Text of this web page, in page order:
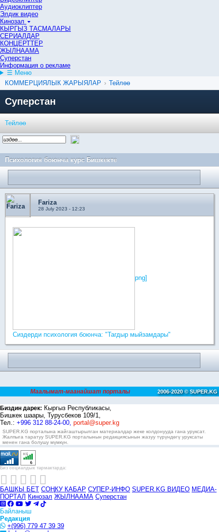
Аудиоклиптер
Элдик видео
Кинозал
КЫРГЫЗ ТАСМАЛАРЫ
СЕРИАЛДАР
КОНЦЕРТТЕР
ЖЫЛНААМА
Суперстан
Информация о рекламе
☰ Меню
КОММЕРЦИЯЛЫК ЖАРЫЯЛАР › Тейлөө
Суперстан
Тейлөө
Психология боюнча курс Бишкекте
Fariza
28 July 2023 - 12:23
png]
Сиздерди психология боюнча: "Тагдыр мыйзамдары"
Маалымат-маанайшат порталы 2006-2020 © SUPER.KG
Биздин дарек: Кыргыз Республикасы,
Бишкек шаары, Турусбеков 109/1,
Тел.: +996 312 88-24-00, portal@super.kg
SUPER.KG порталына жайгаштырылган материалдар жеке колдонууда гана уруксат.
Жалпыга таратуу SUPER.KG порталынын редакциясынын жазуу түрүндөгү уруксаты
менен гана болушу мүмкүн.
Биз социалдык тармактарда:
БАШКЫ БЕТ СОҢКУ КАБАР СУПЕР-ИНФО SUPER.KG ВИДЕО МЕДИА-
ПОРТАЛ Кинозал ЖЫЛНААМА Суперстан
Байланыш
Редакция
+(996) 779 47 39 39